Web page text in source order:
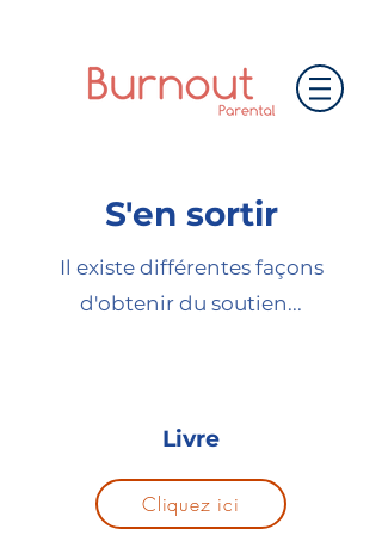
S'en sortir
Il existe différentes façons
d'obtenir du soutien...
Livre
Cliquez ici